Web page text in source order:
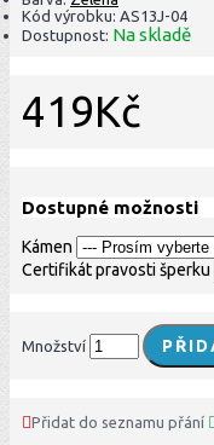
Kód výrobku: AS13J-04
Dostupnost: Na skladě
419Kč
Dostupné možnosti
Kámen
Certifikát pravosti šperku
Množství
Přidat do seznamu přání